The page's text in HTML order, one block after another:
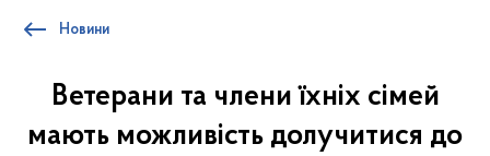
Новини
Ветерани та члени їхніх сімей
мають можливість долучитися до